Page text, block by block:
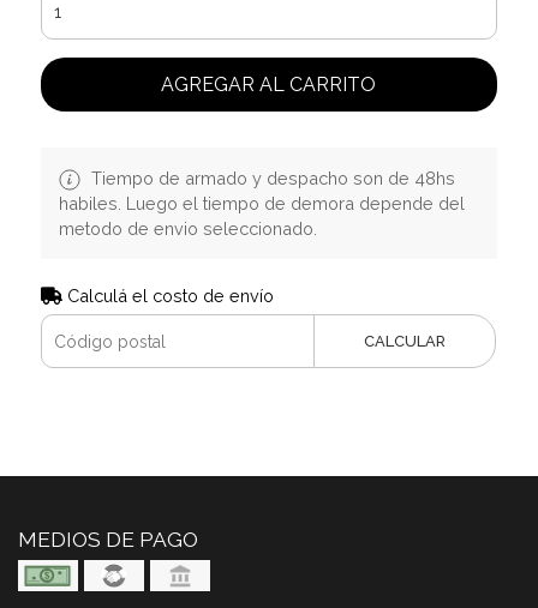
AGREGAR AL CARRITO
Tiempo de armado y despacho son de 48hs
habiles. Luego el tiempo de demora depende del
metodo de envio seleccionado.
Calculá el costo de envío
CALCULAR
MEDIOS DE PAGO